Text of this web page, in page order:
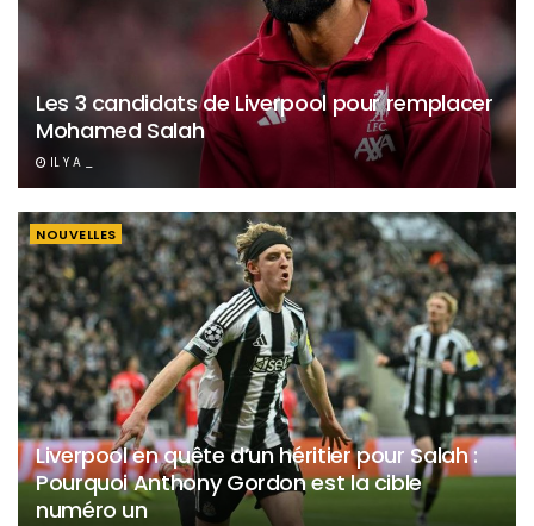
Les 3 candidats de Liverpool pour remplacer
Mohamed Salah
IL Y A _
NOUVELLES
Liverpool en quête d’un héritier pour Salah :
Pourquoi Anthony Gordon est la cible
numéro un